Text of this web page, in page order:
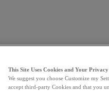
This Site Uses Cookies and Your
We suggest you choose Customize my
accept third-party Cookies and that you